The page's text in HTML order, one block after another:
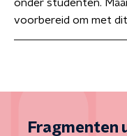
onder studenten.
voorbereid om met
Fragmenten